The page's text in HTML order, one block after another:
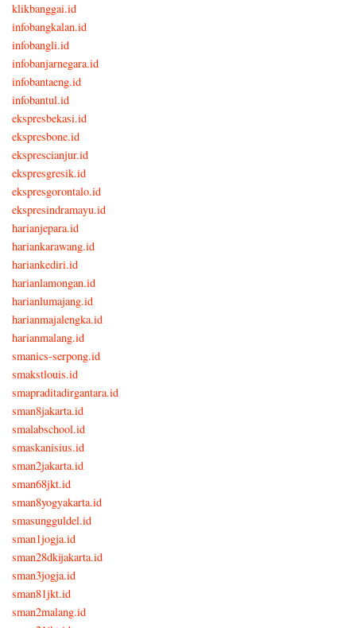
klikbanggai.id
infobangkalan.id
infobangli.id
infobanjarnegara.id
infobantaeng.id
infobantul.id
ekspresbekasi.id
ekspresbone.id
eksprescianjur.id
ekspresgresik.id
ekspresgorontalo.id
ekspresindramayu.id
harianjepara.id
hariankarawang.id
hariankediri.id
harianlamongan.id
harianlumajang.id
harianmajalengka.id
harianmalang.id
smanics-serpong.id
smakstlouis.id
smapraditadirgantara.id
sman8jakarta.id
smalabschool.id
smaskanisius.id
sman2jakarta.id
sman68jkt.id
sman8yogyakarta.id
smasungguldel.id
sman1jogja.id
sman28dkijakarta.id
sman3jogja.id
sman81jkt.id
sman2malang.id